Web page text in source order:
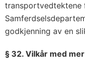
transportvedtektene
godkjenning av en
§ 32. Vilkår med mer